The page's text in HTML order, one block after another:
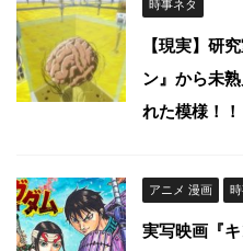
時事ネタ
【現実】研
ン』から未
れた模様！！
アニメ 漫画
実写映画『